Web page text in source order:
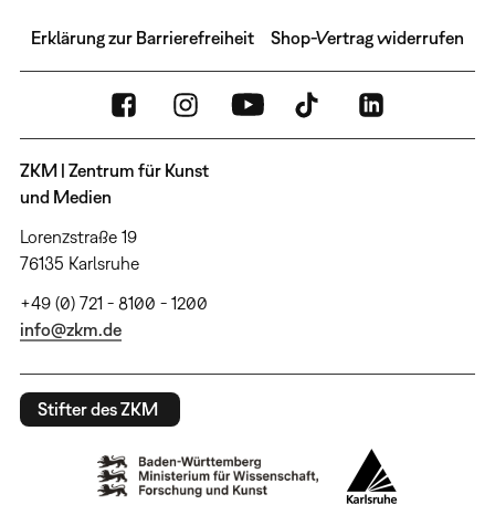
Erklärung zur Barrierefreiheit Shop-Vertrag widerrufen
ZKM | Zentrum für Kunst
und Medien
Lorenzstraße 19
76135 Karlsruhe
+49 (0) 721 - 8100 - 1200
info@zkm.de
Stifter des ZKM